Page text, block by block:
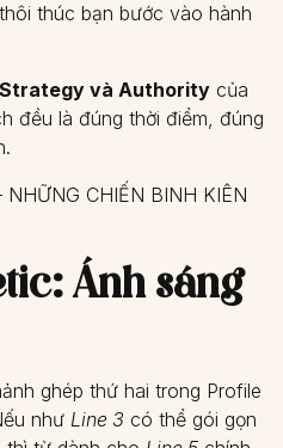
thúc bạn bước vào hành
Strategy và Authority của
đều là đúng thời điểm, đúng
NHỮNG CHIẾN BINH KIÊN
Ánh sáng
ghép thứ hai trong Profile
như Line 3 có thể gói gọn